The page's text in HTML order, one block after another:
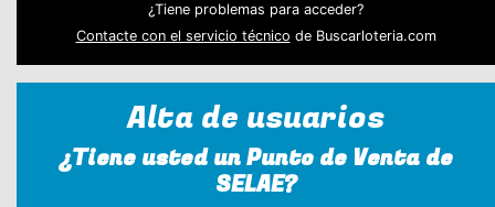
¿Tiene problemas para acceder?
Contacte con el servicio técnico de Buscarloteria.com
Alta de usuarios
¿Tiene usted un Punto de Venta de
SELAE?